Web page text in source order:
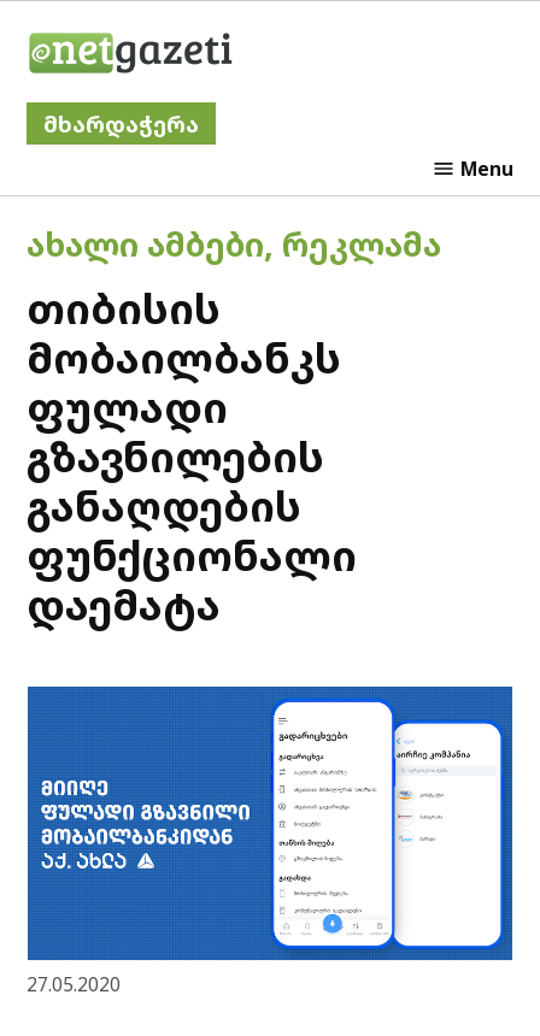
მხარდაჭერა
Menu
POSTED
ᲐᲮᲐᲚᲘ ᲐᲛᲑᲔᲑᲘ, ᲠᲔᲙᲚᲐᲛᲐ
თიბისის
მობაილბანკს
ფულადი
გზავნილების
განაღდების
ფუნქციონალი
დაემატა
27.05.2020